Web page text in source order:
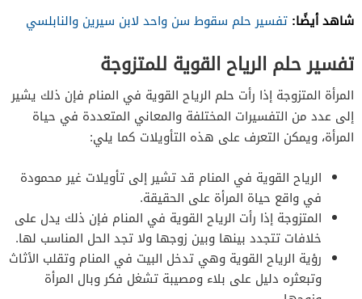
شاهد أيضًا: تفسير حلم سقوط سن واحد لابن سيرين والنابلسي
تفسير حلم الرياح القوية للمتزوجة
المرأة المتزوجة إذا رأت حلم الرياح القوية في المنام فإن ذلك يشير
إلى عدد من التفسيرات المختلفة والمعاني المتعددة في حياة
المرأة، ويمكن التعرف على هذه التأويلات كما يلي:
الرياح القوية في المنام قد تشير إلى تأويلات غير محمودة
في واقع حياة المرأة على الحقيقة.
المتزوجة إذا رأت الرياح القوية في المنام فإن ذلك يدل على
خلافات تتجدد بينها وبين زوجها ولا تجد الحل المناسب لها.
رؤية الرياح القوية وهي تدخل البيت في المنام وتقلب الأثاث
وتبعثره دليل على بلاء ومصيبة تشغل فكر وبال المرأة